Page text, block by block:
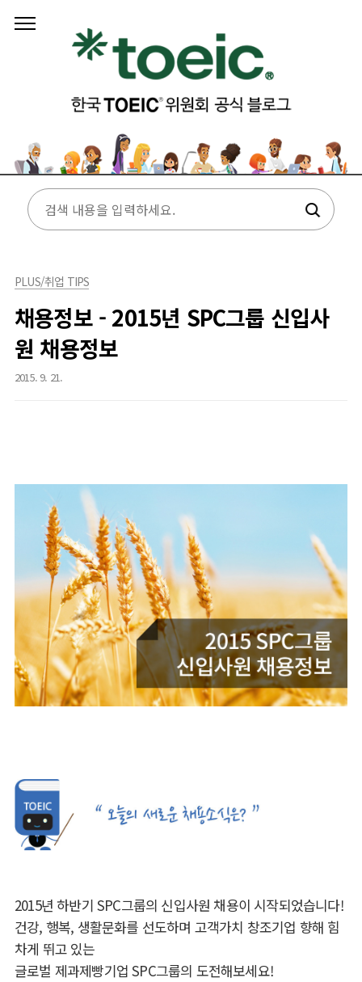
PLUS/취업 TIPS
채용정보 - 2015년 SPC그룹 신입사
원 채용정보
2015. 9. 21.
2015년 하반기 SPC그룹의 신입사원 채용이 시작되었습니다!
건강, 행복, 생활문화를 선도하며 고객가치 창조기업 향해 힘
차게 뛰고 있는
글로벌 제과제빵기업 SPC그룹의 도전해보세요!